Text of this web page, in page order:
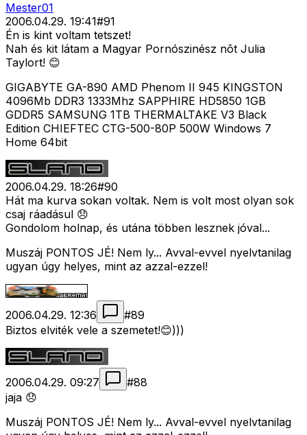
Mester01
2006.04.29. 19:41#91
Én is kint voltam tetszet!
Nah és kit látam a Magyar Pornószinész nõt Julia
Taylort! 😊
GIGABYTE GA-890 AMD Phenom II 945 KINGSTON
4096Mb DDR3 1333Mhz SAPPHIRE HD5850 1GB
GDDR5 SAMSUNG 1TB THERMALTAKE V3 Black
Edition CHIEFTEC CTG-500-80P 500W Windows 7
Home 64bit
2006.04.29. 18:26#90
Hát ma kurva sokan voltak. Nem is volt most olyan sok
csaj ráadásul 😞
Gondolom holnap, és utána többen lesznek jóval...
Muszáj PONTOS JÉ! Nem ly... Avval-evvel nyelvtanilag
ugyan úgy helyes, mint az azzal-ezzel!
2006.04.29. 12:36 #89
Biztos elviték vele a szemetet!😊)))
2006.04.29. 09:27 #88
jaja 😞
Muszáj PONTOS JÉ! Nem ly... Avval-evvel nyelvtanilag